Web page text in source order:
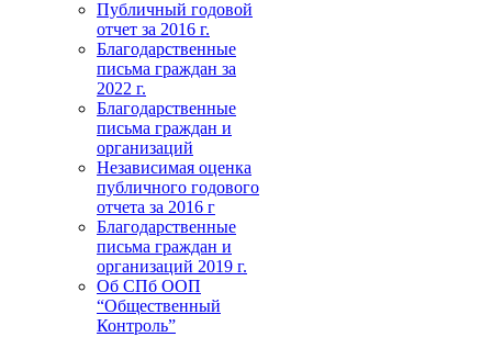
Публичный годовой
отчет за 2016 г.
Благодарственные
письма граждан за
2022 г.
Благодарственные
письма граждан и
организаций
Независимая оценка
публичного годового
отчета за 2016 г
Благодарственные
письма граждан и
организаций 2019 г.
Об СПб ООП
“Общественный
Контроль”